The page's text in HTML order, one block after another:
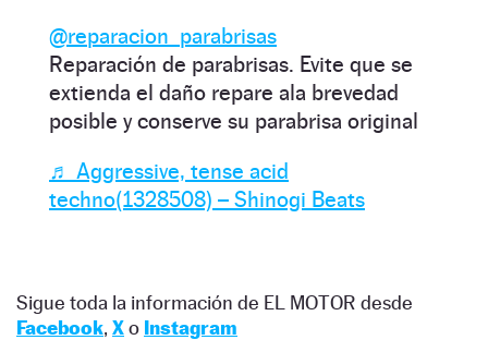
@reparacion_parabrisas
Reparación de parabrisas. Evite que se
extienda el daño repare ala brevedad
posible y conserve su parabrisa original
♬ Aggressive, tense acid
techno(1328508) – Shinogi Beats
Sigue toda la información de EL MOTOR desde
Facebook, Xo Instagram